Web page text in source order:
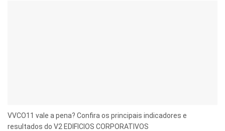
VVCO11 vale a pena? Confira os principais indicadores e
resultados do V2 EDIFICIOS CORPORATIVOS